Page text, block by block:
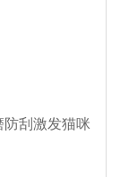
刮激发猫咪